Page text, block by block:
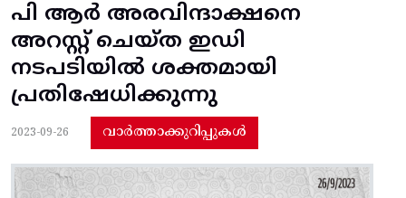
പി ആര്‍ അരവിന്ദാക്ഷനെ
അറസ്റ്റ്‌ ചെയ്‌ത ഇഡി
നടപടിയില്‍ ശക്തമായി
പ്രതിഷേധിക്കുന്നു
2023-09-26 വാർത്താക്കുറിപ്പുകൾ